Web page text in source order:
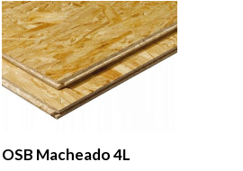
OSB Macheado 4L